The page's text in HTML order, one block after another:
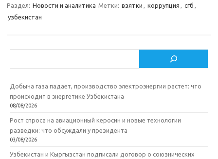
Раздел: Новости и аналитика Метки: взятки , коррупция , сгб ,
узбекистан
Добыча газа падает, производство электроэнергии растет: что
происходит в энергетике Узбекистана
08/08/2026
Рост спроса на авиационный керосин и новые технологии
разведки: что обсуждали у президента
03/08/2026
Узбекистан и Кыргызстан подписали договор о союзнических